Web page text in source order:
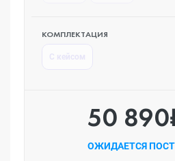
КОМПЛЕКТАЦИЯ
50
ОЖИДАЕТСЯ